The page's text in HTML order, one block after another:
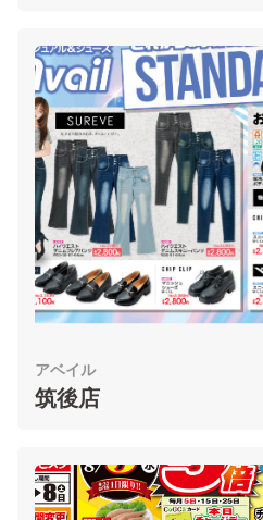
アベイル
筑後店